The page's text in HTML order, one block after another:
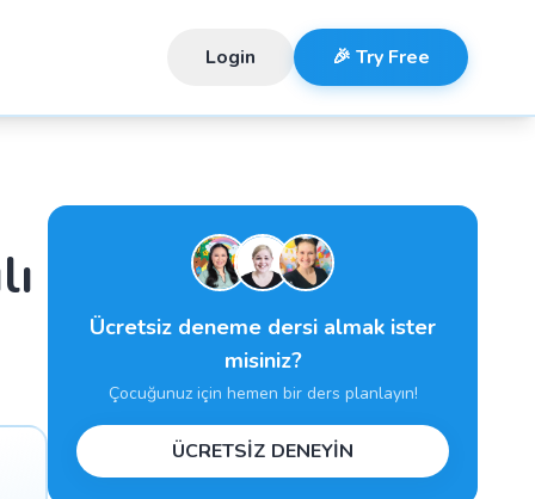
Login 🎉 Try Free
Ücretsiz deneme dersi almak ister
misiniz?
Çocuğunuz için hemen bir ders planlayın!
ÜCRETSİZ DENEYİN